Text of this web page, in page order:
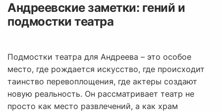
Андреевские заметки: гений и
подмостки театра
Подмостки театра для Андреева – это особое
место, где рождается искусство, где происходит
таинство перевоплощения, где актеры создают
новую реальность. Он рассматривает театр не
просто как место развлечений, а как храм